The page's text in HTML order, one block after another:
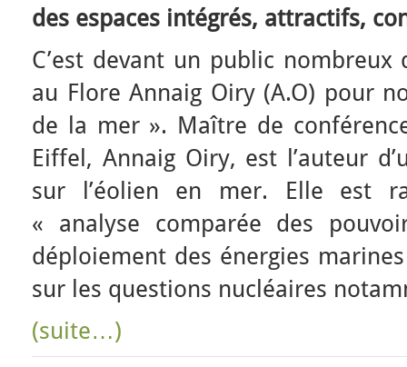
des espaces intégrés, attractifs,
C’est devant un public nombreux
au Flore Annaig Oiry (A.O) pour
de la mer ». Maître de
Eiffel, Annaig Oiry, est l’auteur
sur l’éolien en mer. Elle est
« analyse comparée des
déploiement des énergies
sur les questions nucléaires
(suite…)